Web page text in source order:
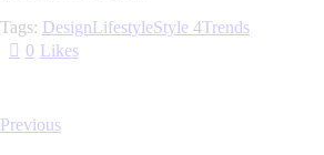
Tags: DesignLifestyleStyle 4Trends
0 Likes
Post
Previous